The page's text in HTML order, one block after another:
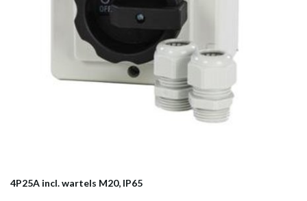
4P25A incl. wartels M20, IP65